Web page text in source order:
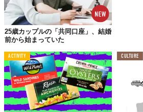
25歳カップルの「共同口座」、結婚
前から始まっていた
ACTIVITY CULTURE